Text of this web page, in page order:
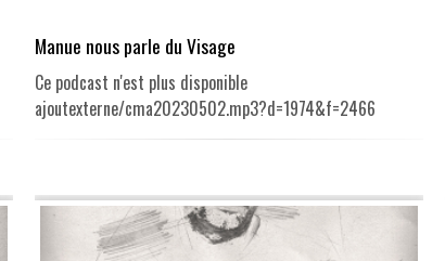
Manue nous parle du Visage
Ce podcast n'est plus disponible
ajoutexterne/cma20230502.mp3?d=1974&f=2466